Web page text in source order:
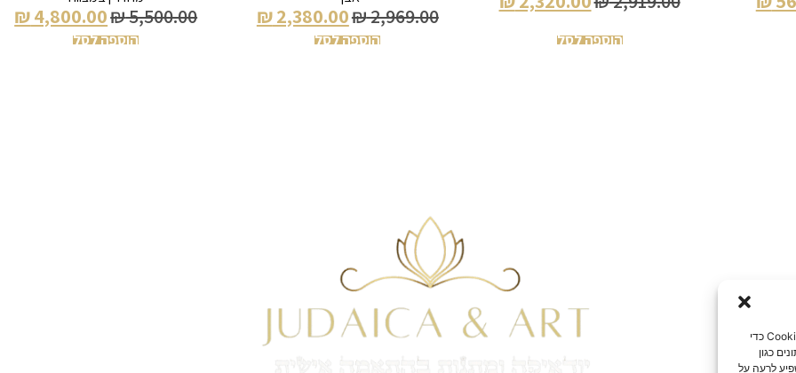
כדי לספק את חוויית המשתמש הטובות ביותר, אנו משתמשים בטכנולוגיות כמו קובצי Cookie כדי
כגון
לרעה על
הוספה לסל
₪2,969.00
₪2,380.00
הוספה לסל
₪5,500.00
₪4,800.00
הוספה לסל